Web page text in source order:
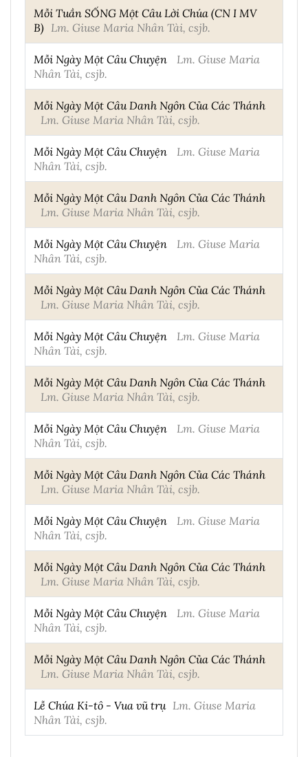
Mỗi Tuần SỐNG Một Câu Lời Chúa (CN I MV
B) Lm. Giuse Maria Nhân Tài, csjb.
Mỗi Ngày Một Câu Chuyện
Lm. Giuse Maria
Nhân Tài, csjb.
Mỗi Ngày Một Câu Danh Ngôn Của Các Thánh
Lm. Giuse Maria Nhân Tài, csjb.
Mỗi Ngày Một Câu Chuyện
Lm. Giuse Maria
Nhân Tài, csjb.
Mỗi Ngày Một Câu Danh Ngôn Của Các Thánh
Lm. Giuse Maria Nhân Tài, csjb.
Mỗi Ngày Một Câu Chuyện
Lm. Giuse Maria
Nhân Tài, csjb.
Mỗi Ngày Một Câu Danh Ngôn Của Các Thánh
Lm. Giuse Maria Nhân Tài, csjb.
Mỗi Ngày Một Câu Chuyện
Lm. Giuse Maria
Nhân Tài, csjb.
Mỗi Ngày Một Câu Danh Ngôn Của Các Thánh
Lm. Giuse Maria Nhân Tài, csjb.
Mỗi Ngày Một Câu Chuyện
Lm. Giuse Maria
Nhân Tài, csjb.
Mỗi Ngày Một Câu Danh Ngôn Của Các Thánh
Lm. Giuse Maria Nhân Tài, csjb.
Mỗi Ngày Một Câu Chuyện
Lm. Giuse Maria
Nhân Tài, csjb.
Mỗi Ngày Một Câu Danh Ngôn Của Các Thánh
Lm. Giuse Maria Nhân Tài, csjb.
Mỗi Ngày Một Câu Chuyện
Lm. Giuse Maria
Nhân Tài, csjb.
Mỗi Ngày Một Câu Danh Ngôn Của Các Thánh
Lm. Giuse Maria Nhân Tài, csjb.
Lễ Chúa Ki-tô - Vua vũ trụ Lm. Giuse Maria
Nhân Tài, csjb.